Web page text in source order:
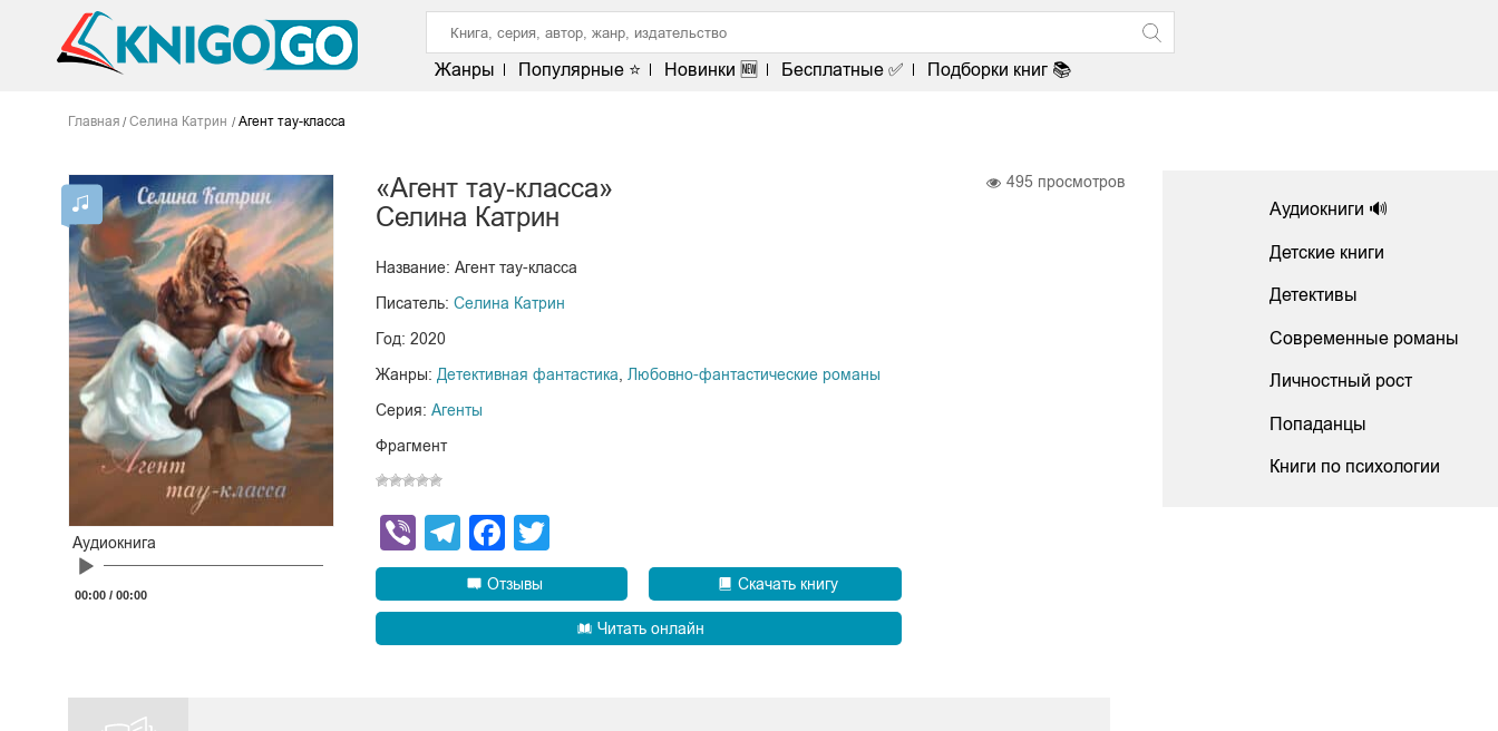
Жанры Популярные ⭐ Новинки 🆕 Бесплатные ✅ Подборки книг 📚
Главная Селина Катрин Агент тау-класса
Аудиокнига
Audio
00:00 /00:00
«Агент тау-класса»
Селина Катрин
Название: Агент тау-класса
Писатель: Селина Катрин
Год: 2020
Жанры: Детективная фантастика
Любовно-фантастические романы
Серия: Агенты
Фрагмент
ViberTelegram
Facebook
Отзывы Скачать книгу
Читать онлайн
495 просмотров
Аудиокниги 🔊
Детские книги
Детективы
Современные романы
Личностный рост
Попаданцы
Книги по психологии